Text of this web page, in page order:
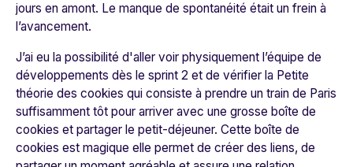
jours en amont. Le manque de spontanéité était un frein à
l’avancement.
J’ai eu la possibilité d'aller voir physiquement l’équipe de
développements dès le sprint 2 et de vérifier la Petite
théorie des cookies qui consiste à prendre un train de Paris
suffisamment tôt pour arriver avec une grosse boîte de
cookies et partager le petit-déjeuner. Cette boîte de
cookies est magique elle permet de créer des liens, de